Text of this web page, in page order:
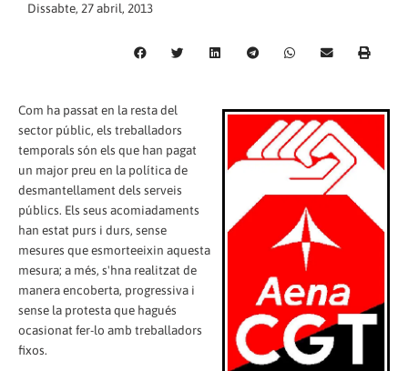
Dissabte, 27 abril, 2013
Com ha passat en la resta del
sector públic, els treballadors
temporals són els que han pagat
un major preu en la política de
desmantellament dels serveis
públics. Els seus acomiadaments
han estat purs i durs, sense
mesures que esmorteeixin aquesta
mesura; a més, s'hna realitzat de
manera encoberta, progressiva i
sense la protesta que hagués
ocasionat fer-lo amb treballadors
fixos.